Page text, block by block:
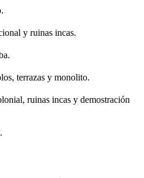
y ruinas incas.
terrazas y monolito.
ruinas incas y demostración